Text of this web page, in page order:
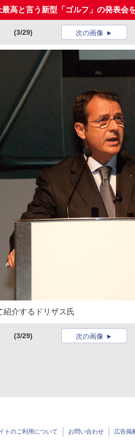
高と言う新型「ゴルフ」の発表会
(3/29) 次の画像
紹介するドリザス氏
(3/29) 次の画像
トのご利用について お問い合わせ 広告掲